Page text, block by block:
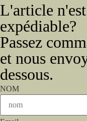
L'article
expédiable?
Passez
et nous
dessous.
NOM